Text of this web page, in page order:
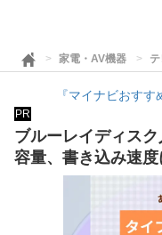
家電・AV機器
『マイナビおす
PR
ブルーレイディス
容量、書き込み速度